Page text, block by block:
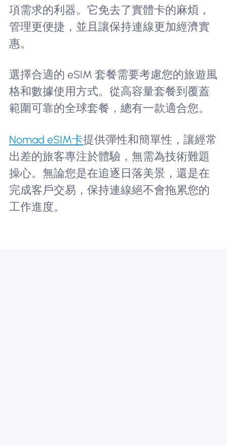
項需求的利器。它免去了實體卡的麻煩，
管理更便捷，並且讓保持連線更加經濟實
惠。
選擇合適的 eSIM 套餐需要考慮您的旅遊風
格和數據使用方式。從高容量套餐到覆蓋
範圍可靠的全球套餐，總有一款適合您。
Nomad eSIM卡提供彈性和簡單性，讓經常
出差的旅客專注於體驗，無需為技術難題
操心。無論您是在追逐日落美景，還是在
完成客戶交易，保持連線絕不會拖累您的
工作進度。